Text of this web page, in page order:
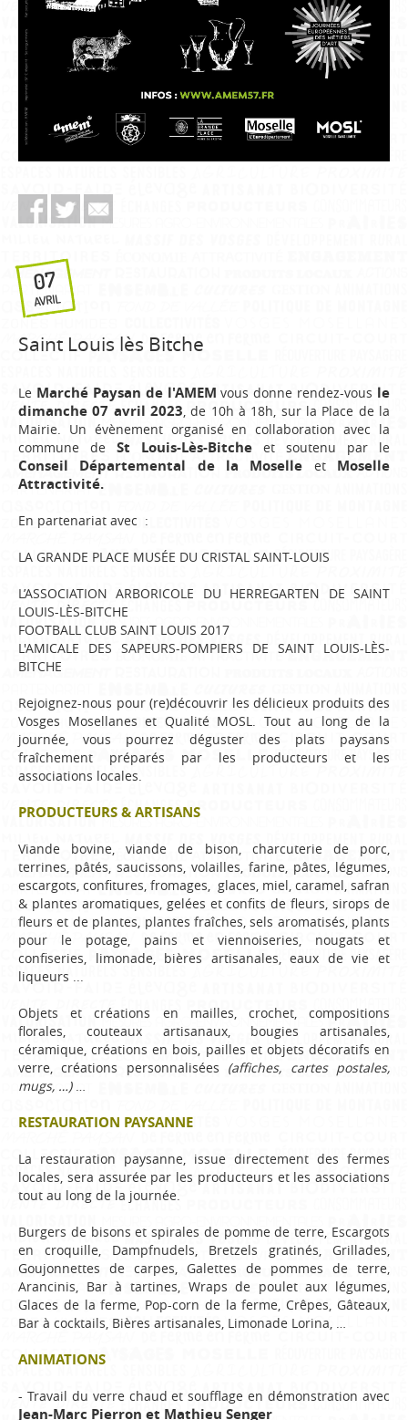
07
AVRIL
Saint Louis lès Bitche
Le Marché Paysan de l'AMEMvous donne rendez-vous le
dimanche 07 avril 2023, de 10h à 18h, sur la Place de la
Mairie. Un évènement organisé en collaboration avec la
commune de St Louis-Lès-Bitche et soutenu par le
Conseil Départemental de la Moselle et Moselle
Attractivité.
En partenariat avec :
LA GRANDE PLACE MUSÉE DU CRISTAL SAINT-LOUIS
L’ASSOCIATION ARBORICOLE DU HERREGARTEN DE SAINT
LOUIS-LÈS-BITCHE
FOOTBALL CLUB SAINT LOUIS 2017
L'AMICALE DES SAPEURS-POMPIERS DE SAINT LOUIS-LÈS-
BITCHE
Rejoignez-nous pour (re)découvrir les délicieux produits des
Vosges Mosellanes et Qualité MOSL. Tout au long de la
journée, vous pourrez déguster des plats paysans
fraîchement préparés par les producteurs et les
associations locales.
PRODUCTEURS & ARTISANS
Viande bovine, viande de bison, charcuterie de porc,
terrines, pâtés, saucissons, volailles, farine, pâtes, légumes,
escargots, confitures, fromages, glaces, miel, caramel, safran
& plantes aromatiques, gelées et confits de fleurs, sirops de
fleurs et de plantes, plantes fraîches, sels aromatisés, plants
pour le potage, pains et viennoiseries, nougats et
confiseries, limonade, bières artisanales, eaux de vie et
liqueurs ...
Objets et créations en mailles, crochet, compositions
florales, couteaux artisanaux, bougies artisanales,
céramique, créations en bois, pailles et objets décoratifs en
verre, créations personnalisées (affiches, cartes postales,
mugs, …)…
RESTAURATION PAYSANNE
La restauration paysanne, issue directement des fermes
locales, sera assurée par les producteurs et les associations
tout au long de la journée.
Burgers de bisons et spirales de pomme de terre, Escargots
en croquille, Dampfnudels, Bretzels gratinés, Grillades,
Goujonnettes de carpes, Galettes de pommes de terre,
Arancinis, Bar à tartines, Wraps de poulet aux légumes,
Glaces de la ferme, Pop-corn de la ferme, Crêpes, Gâteaux,
Bar à cocktails, Bières artisanales, Limonade Lorina, …
ANIMATIONS
- Travail du verre chaud et soufflage en démonstration avec
Jean-Marc Pierron et Mathieu Senger